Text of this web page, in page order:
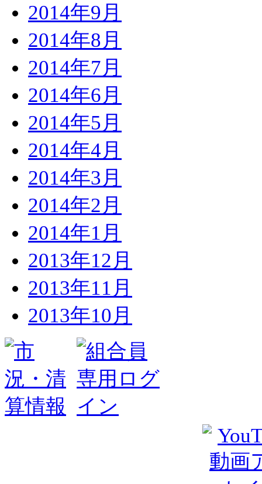
2014年9月
2014年8月
2014年7月
2014年6月
2014年5月
2014年4月
2014年3月
2014年2月
2014年1月
2013年12月
2013年11月
2013年10月